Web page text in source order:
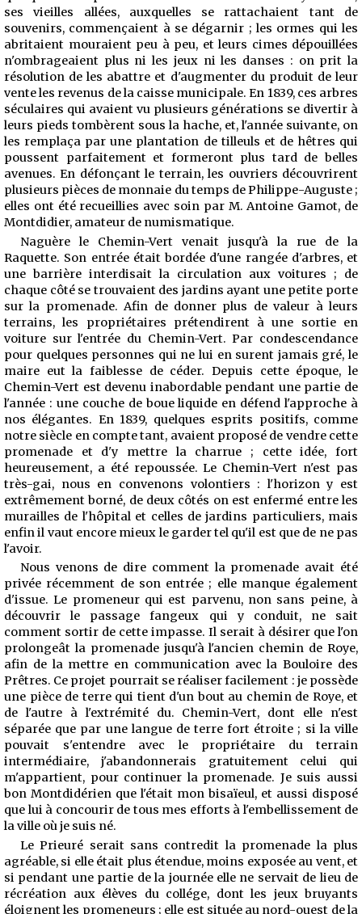
ses vieilles allées, auxquelles se rattachaient tant de
souvenirs, commençaient à se dégarnir ; les ormes qui les
abritaient mouraient peu à peu, et leurs cimes dépouillées
n'ombrageaient plus ni les jeux ni les danses : on prit la
résolution de les abattre et d'augmenter du produit de leur
vente les revenus de la caisse municipale. En 1839, ces arbres
séculaires qui avaient vu plusieurs générations se divertir à
leurs pieds tombèrent sous la hache, et, l'année suivante, on
les remplaça par une plantation de tilleuls et de hêtres qui
poussent parfaitement et formeront plus tard de belles
avenues. En défonçant le terrain, les ouvriers découvrirent
plusieurs pièces de monnaie du temps de Philippe-Auguste ;
elles ont été recueillies avec soin par M. Antoine Gamot, de
Montdidier, amateur de numismatique.
Naguère le Chemin-Vert venait jusqu'à la rue de la
Raquette. Son entrée était bordée d'une rangée d'arbres, et
une barrière interdisait la circulation aux voitures ; de
chaque côté se trouvaient des jardins ayant une petite porte
sur la promenade. Afin de donner plus de valeur à leurs
terrains, les propriétaires prétendirent à une sortie en
voiture sur l'entrée du Chemin-Vert. Par condescendance
pour quelques personnes qui ne lui en surent jamais gré, le
maire eut la faiblesse de céder. Depuis cette époque, le
Chemin-Vert est devenu inabordable pendant une partie de
l'année : une couche de boue liquide en défend l'approche à
nos élégantes. En 1839, quelques esprits positifs, comme
notre siècle en compte tant, avaient proposé de vendre cette
promenade et d'y mettre la charrue ; cette idée, fort
heureusement, a été repoussée. Le Chemin-Vert n'est pas
très-gai, nous en convenons volontiers : l'horizon y est
extrêmement borné, de deux côtés on est enfermé entre les
murailles de l'hôpital et celles de jardins particuliers, mais
enfin il vaut encore mieux le garder tel qu'il est que de ne pas
l'avoir.
Nous venons de dire comment la promenade avait été
privée récemment de son entrée ; elle manque également
d'issue. Le promeneur qui est parvenu, non sans peine, à
découvrir le passage fangeux qui y conduit, ne sait
comment sortir de cette impasse. Il serait à désirer que l'on
prolongeât la promenade jusqu'à l'ancien chemin de Roye,
afin de la mettre en communication avec la Bouloire des
Prêtres. Ce projet pourrait se réaliser facilement : je possède
une pièce de terre qui tient d'un bout au chemin de Roye, et
de l'autre à l'extrémité du. Chemin-Vert, dont elle n'est
séparée que par une langue de terre fort étroite ; si la ville
pouvait s'entendre avec le propriétaire du terrain
intermédiaire, j'abandonnerais gratuitement celui qui
m'appartient, pour continuer la promenade. Je suis aussi
bon Montdidérien que l'était mon bisaïeul, et aussi disposé
que lui à concourir de tous mes efforts à l'embellissement de
la ville où je suis né.
Le Prieuré serait sans contredit la promenade la plus
agréable, si elle était plus étendue, moins exposée au vent, et
si pendant une partie de la journée elle ne servait de lieu de
récréation aux élèves du collége, dont les jeux bruyants
éloignent les promeneurs ; elle est située au nord-ouest de la